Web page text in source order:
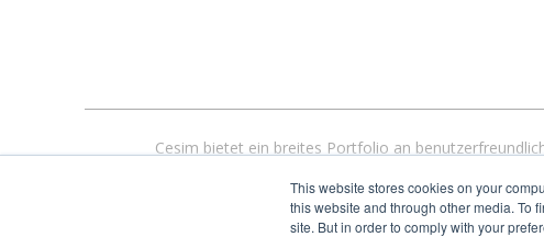
This website stores cookies on your
this website and through other media. To
site. But in order to comply with your
Cesim bietet ein breites Portfolio an
500